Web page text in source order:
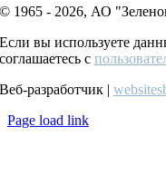
© 1965 - 2026, АО
Если вы используете
соглашаетесь с
Веб-разработчик |
Page load link